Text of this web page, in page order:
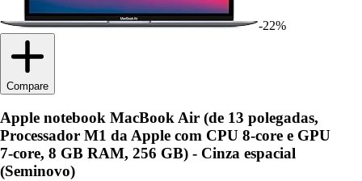
-22%
Compare
Apple notebook MacBook Air (de 13 polegadas,
Processador M1 da Apple com CPU 8‑core e GPU
7‑core, 8 GB RAM, 256 GB) - Cinza espacial
(Seminovo)